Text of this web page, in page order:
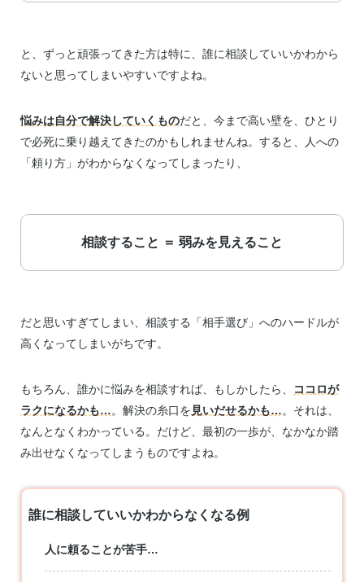
と、ずっと頑張ってきた方は特に、誰に相談していいかわから
ないと思ってしまいやすいですよね。
悩みは自分で解決していくものだと、今まで高い壁を、ひとり
で必死に乗り越えてきたのかもしれませんね。すると、人への
「頼り方」がわからなくなってしまったり、
相談すること ＝ 弱みを見えること
だと思いすぎてしまい、相談する「相手選び」へのハードルが
高くなってしまいがちです。
もちろん、誰かに悩みを相談すれば、もしかしたら、
ココロが
ラクになるかも…。解決の糸口を 見いだせるかも…。それは、
なんとなくわかっている。だけど、最初の一歩が、なかなか踏
み出せなくなってしまうものですよね。
誰に相談していいかわからなくなる例
人に頼ることが苦手…